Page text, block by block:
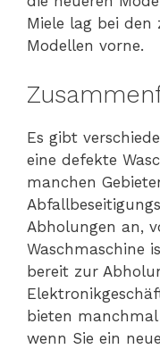
Miele lag bei
Modellen vorne.
Es gibt
eine defekte
manchen
Abholungen an,
Waschmaschine
bereit zur
bieten
wenn Sie ein